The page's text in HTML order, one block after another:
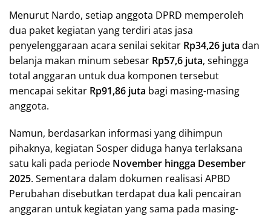
Menurut Nardo, setiap anggota DPRD memperoleh
dua paket kegiatan yang terdiri atas jasa
penyelenggaraan acara senilai sekitar Rp34,26 juta dan
belanja makan minum sebesar Rp57,6 juta, sehingga
total anggaran untuk dua komponen tersebut
mencapai sekitar Rp91,86 juta bagi masing-masing
anggota.
Namun, berdasarkan informasi yang dihimpun
pihaknya, kegiatan Sosper diduga hanya terlaksana
satu kali pada periode November hingga Desember
2025. Sementara dalam dokumen realisasi APBD
Perubahan disebutkan terdapat dua kali pencairan
anggaran untuk kegiatan yang sama pada masing-